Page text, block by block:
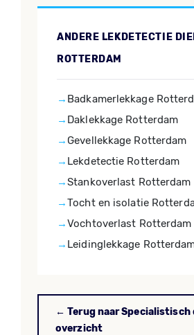
ANDERE LEKDETECTIE
ROTTERDAM
Badkamerlekkage
Daklekkage Rotterdam
Gevellekkage Rotterdam
Lekdetectie Rotterdam
Stankoverlast Rotterdam
Tocht en isolatie
Vochtoverlast Rotterdam
Leidinglekkage
← Terug naar Specialistisch
overzicht